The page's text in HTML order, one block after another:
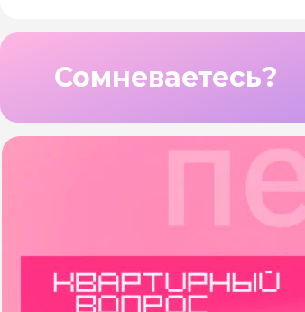
Сомневаетесь?